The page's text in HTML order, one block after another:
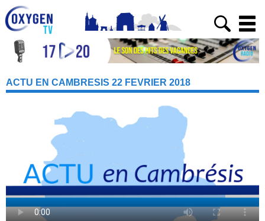
ACTU EN CAMBRESIS 22 FEVRIER 2018